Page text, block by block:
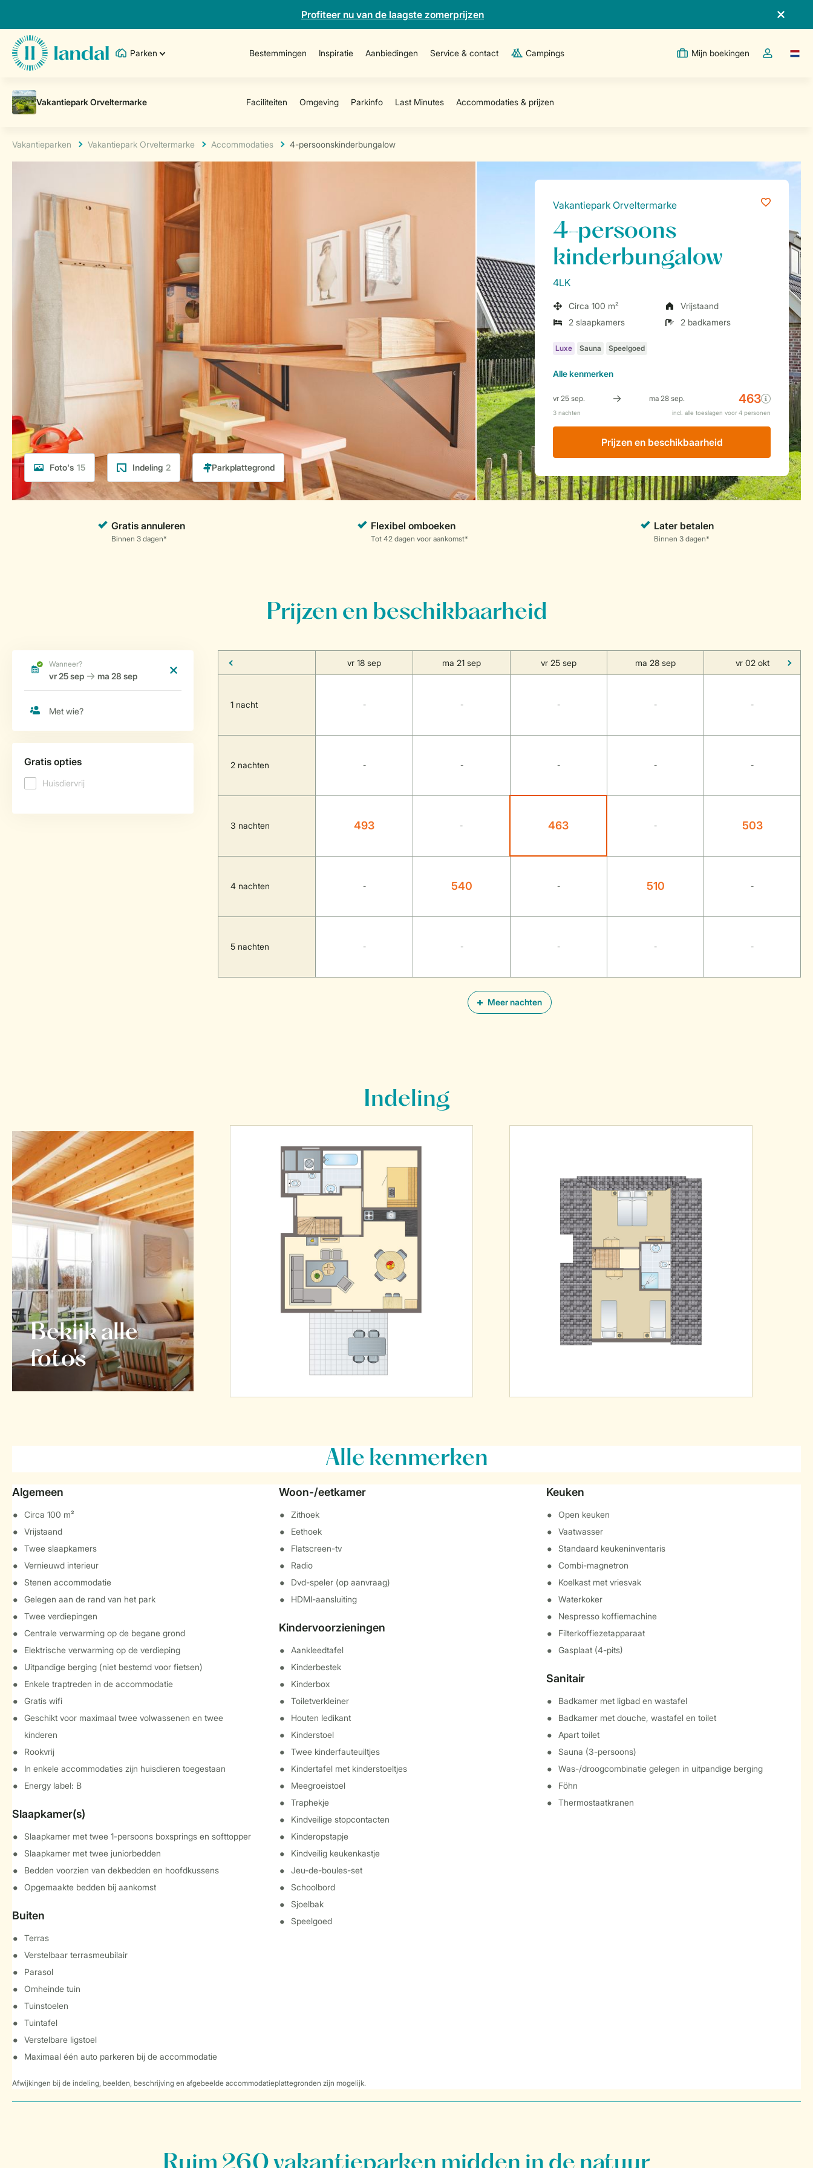
Profiteer nu van de laagste zomerprijzen
Parken Bestemmingen Inspiratie Aanbiedingen Service & contact Campings Mijn boekingen
Open deTaal
Vakantieparken Vakantiepark Orveltermarke Accommodaties 4-persoonskinderbungalow
Foto's 15 Indeling 2
Vakantiepark Orveltermarke
4-persoons
kinderbungalow
4LK
Circa 100 m²
Vrijstaand
2 slaapkamers
2 badkamers
Allekenmerken
Prijzen en beschikbaarheid
Prijzen en beschikbaarheid
Meer nachten
vr 18 sep ma 21 sep vr 25 sep ma 28 sep vr 02 okt
1 nacht - - - - -
2 nachten - - - - -
3 nachten 493 - 463 - 503
4 nachten - 540 - 510 -
5 nachten - - - - -
Indeling
Bekijk alle
foto's
Alle kenmerken
Algemeen
Circa 100 m²
Vrijstaand
Twee slaapkamers
Vernieuwd interieur
Stenen accommodatie
Gelegen aan de rand van het park
Twee verdiepingen
Centrale verwarming op de begane grond
Elektrische verwarming op de verdieping
Uitpandige berging (niet bestemd voor fietsen)
Enkele traptreden in de accommodatie
Gratis wifi
Geschikt voor maximaal twee volwassenen en twee
kinderen
Rookvrij
In enkele accommodaties zijn huisdieren toegestaan
Energy label: B
Slaapkamer(s)
Slaapkamer met twee 1-persoons boxsprings en softtopper
Slaapkamer met twee juniorbedden
Bedden voorzien van dekbedden en hoofdkussens
Opgemaakte bedden bij aankomst
Buiten
Terras
Verstelbaar terrasmeubilair
Parasol
Omheinde tuin
Tuinstoelen
Tuintafel
Verstelbare ligstoel
Maximaal één auto parkeren bij de accommodatie
Woon-/eetkamer
Zithoek
Eethoek
Flatscreen-tv
Radio
Dvd-speler (op aanvraag)
HDMI-aansluiting
Kindervoorzieningen
Aankleedtafel
Kinderbestek
Kinderbox
Toiletverkleiner
Houten ledikant
Kinderstoel
Twee kinderfauteuiltjes
Kindertafel met kinderstoeltjes
Meegroeistoel
Traphekje
Kindveilige stopcontacten
Kinderopstapje
Kindveilig keukenkastje
Jeu-de-boules-set
Schoolbord
Sjoelbak
Speelgoed
Keuken
Open keuken
Vaatwasser
Standaard keukeninventaris
Combi-magnetron
Koelkast met vriesvak
Waterkoker
Nespresso koffiemachine
Filterkoffiezetapparaat
Gasplaat (4-pits)
Sanitair
Badkamer met ligbad en wastafel
Badkamer met douche, wastafel en toilet
Apart toilet
Sauna (3-persoons)
Was-/droogcombinatie gelegen in uitpandige berging
Föhn
Thermostaatkranen
Afwijkingen bij de indeling, beelden, beschrijving en afgebeelde accommodatieplattegronden zijn mogelijk.